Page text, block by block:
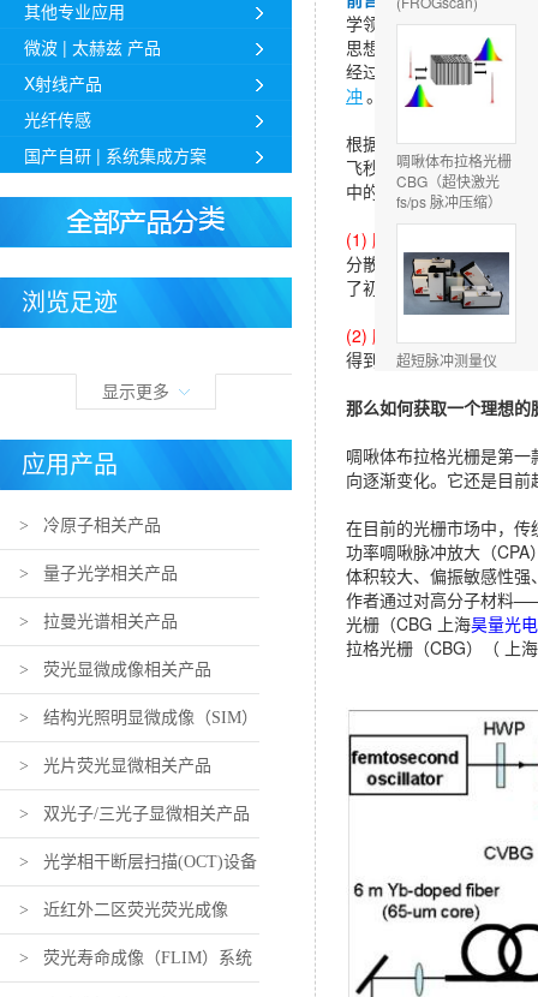
其他专业应用
微波 | 太赫兹 产品
X射线产品
光纤传感
国产自研 | 系统集成方案
浏览足迹
显示更多
应用产品
> 冷原子相关产品
> 量子光学相关产品
> 拉曼光谱相关产品
> 荧光显微成像相关产品
> 结构光照明显微成像（SIM）
相关产品
> 光片荧光显微相关产品
> 双光子/三光子显微相关产品
> 光学相干断层扫描(OCT)设备
及组件
> 近红外二区荧光荧光成像
（近红外活体荧光成像）设备及
> 荧光寿命成像（FLIM）系统
啁啾体布拉格光栅
CBG（超快激光
fs/ps 脉冲压缩）
超短脉冲测量仪
GRENOUILLES
通用自相关仪FR-
103XL
透射式脉冲压缩光
栅 （fs/ps 脉宽压
缩）
高达10亿帧/秒！
超快时间拉伸光谱
仪
学领域，提出啁啾脉冲
思想是：为避免放大过程
经过展宽器展宽后再进
冲 。
根据啁啾脉冲放大原理
飞秒脉冲系统的关键技术
中的脉冲展宽器和脉冲压
(1) 脉冲展宽器设计原理
分散开，而衍射元件的
了初始展宽，经过展宽
(2) 脉冲压缩器设计原理
得到了短脉冲、高功率的
那么如何获取一个理想
啁啾体布拉格光栅是第
向逐渐变化。它还是目
在目前的光栅市场中，
功率啁啾脉冲放大（CPA
体积较大、偏振敏感性
作者通过对高分子材料
光栅（CBG 上海昊量光电
拉格光栅（CBG）（ 上海